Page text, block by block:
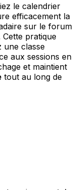
le calendrier
efficacement la
sur le forum
pratique
une classe
aux sessions en
et maintient
tout au long de